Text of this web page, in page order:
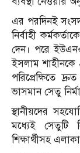
এর পরদিনই
নির্বাহী
দেন। পরে ইউএনও
ইসলাম
পরিপ্রেক্ষিতে
ভাসমান সেতু
স্থানীয়দের
মধ্যেই সেতুটি
শিক্ষার্থীসহ